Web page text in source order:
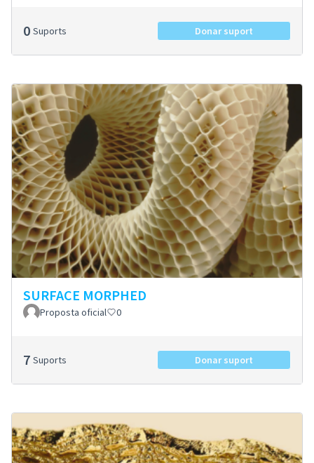
0 Suports Donar suport
SURFACE MORPHED
Proposta oficial 0
7 Suports Donar suport